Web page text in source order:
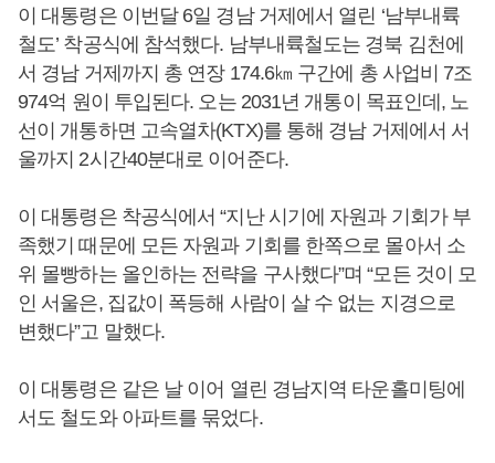
이 대통령은 이번달 6일 경남 거제에서 열린 ‘남부내륙
철도’ 착공식에 참석했다. 남부내륙철도는 경북 김천에
서 경남 거제까지 총 연장 174.6㎞ 구간에 총 사업비 7조
974억 원이 투입된다. 오는 2031년 개통이 목표인데, 노
선이 개통하면 고속열차(KTX)를 통해 경남 거제에서 서
울까지 2시간40분대로 이어준다.
이 대통령은 착공식에서 “지난 시기에 자원과 기회가 부
족했기 때문에 모든 자원과 기회를 한쪽으로 몰아서 소
위 몰빵하는 올인하는 전략을 구사했다”며 “모든 것이 모
인 서울은, 집값이 폭등해 사람이 살 수 없는 지경으로
변했다”고 말했다.
이 대통령은 같은 날 이어 열린 경남지역 타운홀미팅에
서도 철도와 아파트를 묶었다.